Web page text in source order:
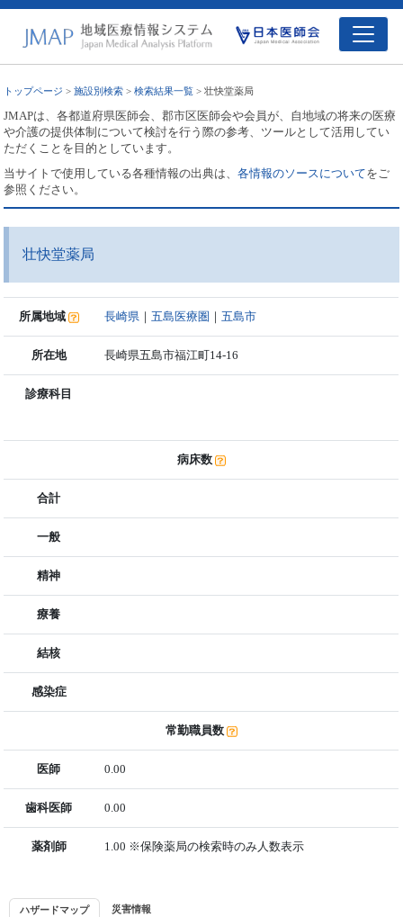
トップページ >施設別検索 >検索結果一覧 > 壮快堂薬局
JMAPは、各都道府県医師会、郡市区医師会や会員が、自地域の将来の医療
や介護の提供体制について検討を行う際の参考、ツールとして活用してい
ただくことを目的としています。
当サイトで使用している各種情報の出典は、各情報のソースについてをご
参照ください。
壮快堂薬局
所属地域 長崎県 ｜五島医療圏 ｜五島市
所在地 長崎県五島市福江町14-16
診療科目
病床数
合計
一般
精神
療養
結核
感染症
常勤職員数
医師 0.00
歯科医師 0.00
薬剤師 1.00 ※保険薬局の検索時のみ人数表示
ハザードマップ 災害情報